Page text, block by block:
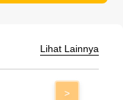
Lihat Lainnya
>